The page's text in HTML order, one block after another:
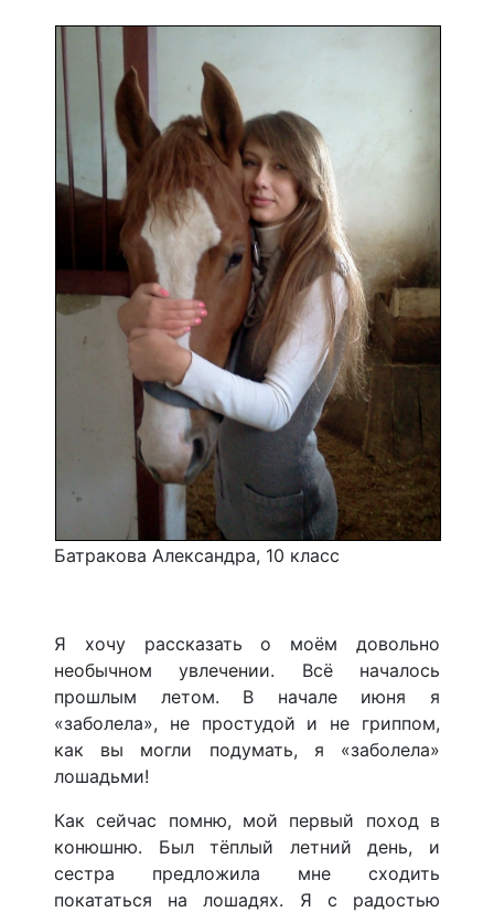
Батракова Александра, 10 класс
Я хочу рассказать о моём довольно
необычном увлечении. Всё началось
прошлым летом. В начале июня я
«заболела», не простудой и не гриппом,
как вы могли подумать, я «заболела»
лошадьми!
Как сейчас помню, мой первый поход в
конюшню. Был тёплый летний день, и
сестра предложила мне сходить
покататься на лошадях. Я с радостью